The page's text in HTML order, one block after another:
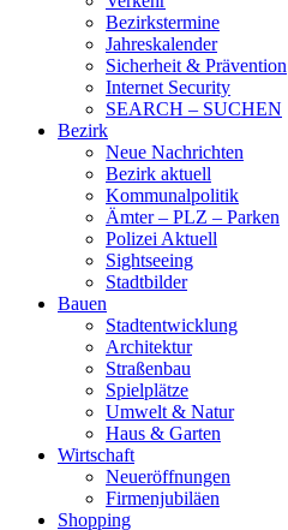
Bezirkstermine
Jahreskalender
Sicherheit & Prävention
Internet Security
SEARCH – SUCHEN
Bezirk
Neue Nachrichten
Bezirk aktuell
Kommunalpolitik
Ämter – PLZ – Parken
Polizei Aktuell
Sightseeing
Stadtbilder
Bauen
Stadtentwicklung
Architektur
Straßenbau
Spielplätze
Umwelt & Natur
Haus & Garten
Wirtschaft
Neueröffnungen
Firmenjubiläen
Shopping